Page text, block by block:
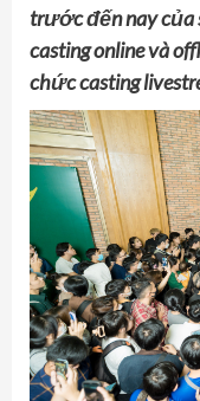
trước đến nay của
casting online và
chức casting